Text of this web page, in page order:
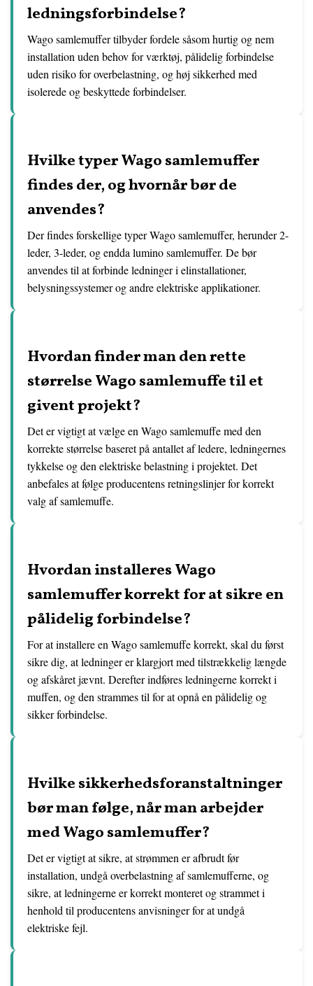
ledningsforbindelse?
Wago samlemuffer tilbyder fordele såsom hurtig og nem
installation uden behov for værktøj, pålidelig forbindelse
uden risiko for overbelastning, og høj sikkerhed med
isolerede og beskyttede forbindelser.
Hvilke typer Wago samlemuffer
findes der, og hvornår bør de
anvendes?
Der findes forskellige typer Wago samlemuffer, herunder 2-
leder, 3-leder, og endda lumino samlemuffer. De bør
anvendes til at forbinde ledninger i elinstallationer,
belysningssystemer og andre elektriske applikationer.
Hvordan finder man den rette
størrelse Wago samlemuffe til et
givent projekt?
Det er vigtigt at vælge en Wago samlemuffe med den
korrekte størrelse baseret på antallet af ledere, ledningernes
tykkelse og den elektriske belastning i projektet. Det
anbefales at følge producentens retningslinjer for korrekt
valg af samlemuffe.
Hvordan installeres Wago
samlemuffer korrekt for at sikre en
pålidelig forbindelse?
For at installere en Wago samlemuffe korrekt, skal du først
sikre dig, at ledninger er klargjort med tilstrækkelig længde
og afskåret jævnt. Derefter indføres ledningerne korrekt i
muffen, og den strammes til for at opnå en pålidelig og
sikker forbindelse.
Hvilke sikkerhedsforanstaltninger
bør man følge, når man arbejder
med Wago samlemuffer?
Det er vigtigt at sikre, at strømmen er afbrudt før
installation, undgå overbelastning af samlemufferne, og
sikre, at ledningerne er korrekt monteret og strammet i
henhold til producentens anvisninger for at undgå
elektriske fejl.